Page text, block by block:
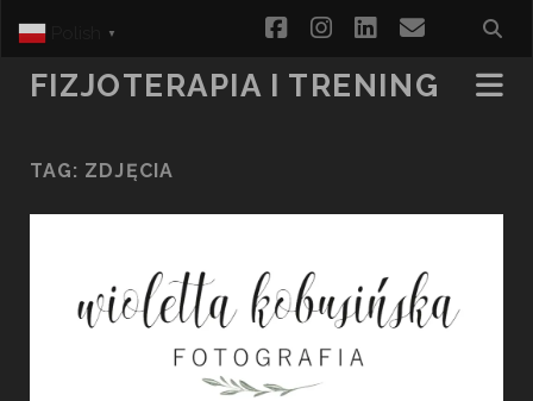
facebookinstagram
linkedinemail
FIZJOTERAPIA I TRENING
TAG: ZDJĘCIA
▼